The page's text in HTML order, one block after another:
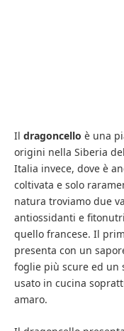
Il dragoncello è una
origini nella Siberia
Italia invece, dove è
coltivata e solo
natura troviamo due
antiossidanti e
quello francese. Il
presenta con un
foglie più scure ed un
usato in cucina
amaro.